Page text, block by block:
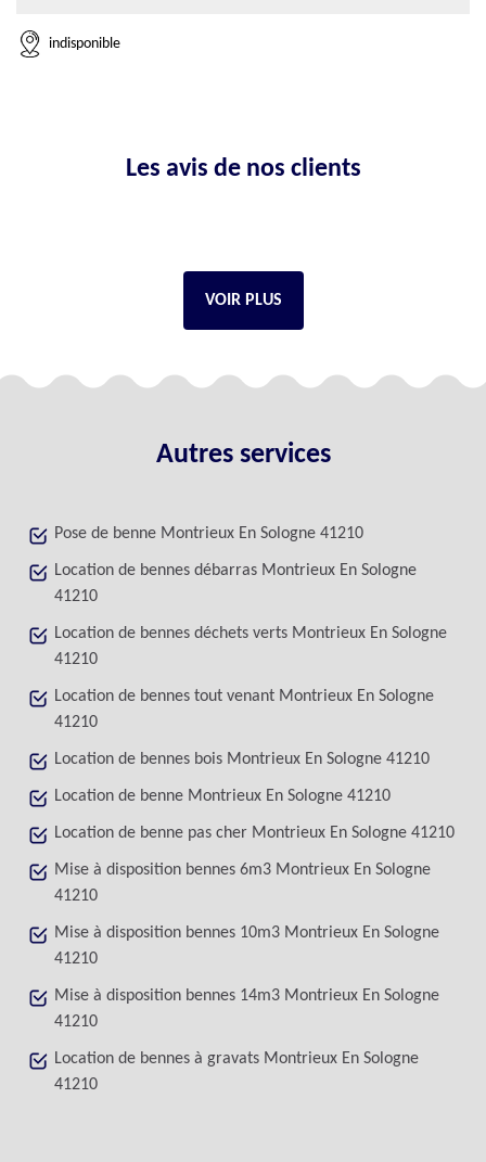
indisponible
Les avis de nos clients
VOIR PLUS
Autres services
Pose de benne Montrieux En Sologne 41210
Location de bennes débarras Montrieux En Sologne
41210
Location de bennes déchets verts Montrieux En Sologne
41210
Location de bennes tout venant Montrieux En Sologne
41210
Location de bennes bois Montrieux En Sologne 41210
Location de benne Montrieux En Sologne 41210
Location de benne pas cher Montrieux En Sologne 41210
Mise à disposition bennes 6m3 Montrieux En Sologne
41210
Mise à disposition bennes 10m3 Montrieux En Sologne
41210
Mise à disposition bennes 14m3 Montrieux En Sologne
41210
Location de bennes à gravats Montrieux En Sologne
41210